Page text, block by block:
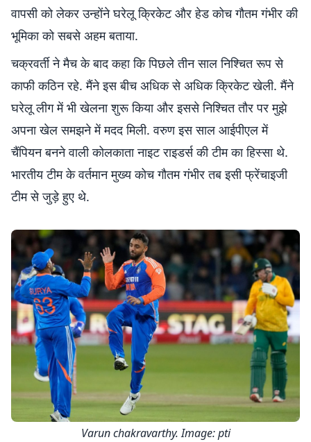
वापसी को लेकर उन्होंने घरेलू क्रिकेट और हेड कोच गौतम गंभीर की
भूमिका को सबसे अहम बताया.
चक्रवर्ती ने मैच के बाद कहा कि पिछले तीन साल निश्चित रूप से
काफी कठिन रहे. मैंने इस बीच अधिक से अधिक क्रिकेट खेली. मैंने
घरेलू लीग में भी खेलना शुरू किया और इससे निश्चित तौर पर मुझे
अपना खेल समझने में मदद मिली. वरुण इस साल आईपीएल में
चैंपियन बनने वाली कोलकाता नाइट राइडर्स की टीम का हिस्सा थे.
भारतीय टीम के वर्तमान मुख्य कोच गौतम गंभीर तब इसी फ्रेंचाइजी
टीम से जुड़े हुए थे.
Varun chakravarthy. Image: pti